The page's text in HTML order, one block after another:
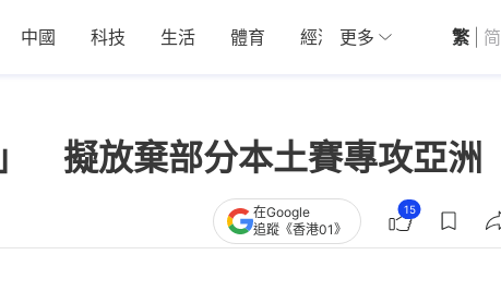
中國 科技 生活 體育 經濟 01深圳 觀點
更多 繁 简
擬放棄部分本土賽專攻亞洲
在Google
追蹤《香港01》
15